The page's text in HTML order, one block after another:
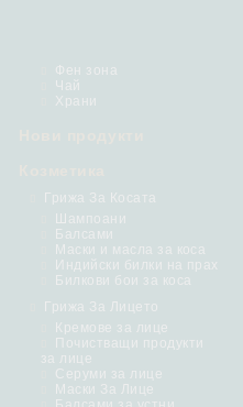
Фен зона
Чай
Храни
Грижа За Косата
Шампоани
Балсами
Маски и масла за коса
Индийски билки на прах
Билкови бои за коса
Грижа За Лицето
Кремове за лице
Почистващи продукти
за лице
Серуми за лице
Маски За Лице